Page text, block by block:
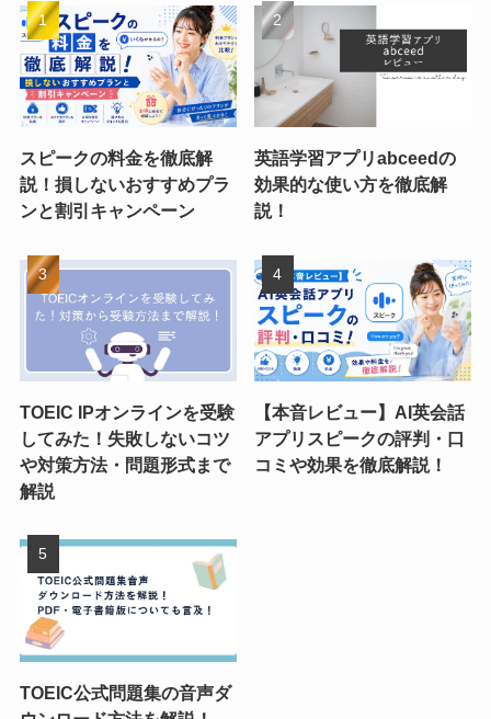
スピークの料金を徹底解
説！損しないおすすめプラ
ンと割引キャンペーン
英語学習アプリabceedの
効果的な使い方を徹底解
説！
TOEIC IPオンラインを受験
してみた！失敗しないコツ
や対策方法・問題形式まで
解説
【本音レビュー】AI英会話
アプリスピークの評判・口
コミや効果を徹底解説！
TOEIC公式問題集の音声ダ